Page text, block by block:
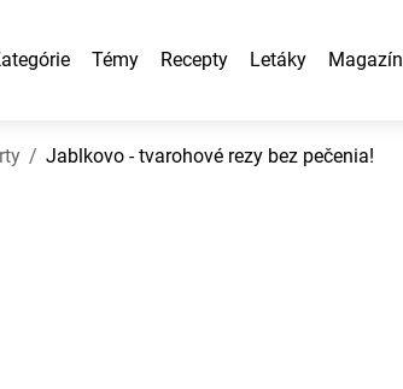
Témy Recepty Letáky Magazín
Jablkovo - tvarohové rezy bez pečenia!